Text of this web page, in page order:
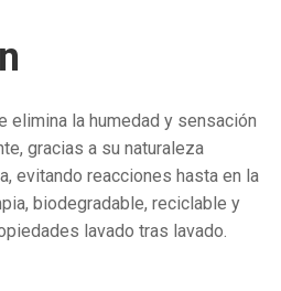
elimina la humedad y sensación
gracias a su naturaleza
evitando reacciones hasta en la
biodegradable, reciclable y
lavado tras lavado.